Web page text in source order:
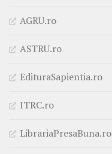
AGRU.ro
ASTRU.ro
EdituraSapientia.ro
ITRC.ro
LibrariaPresaBuna.ro